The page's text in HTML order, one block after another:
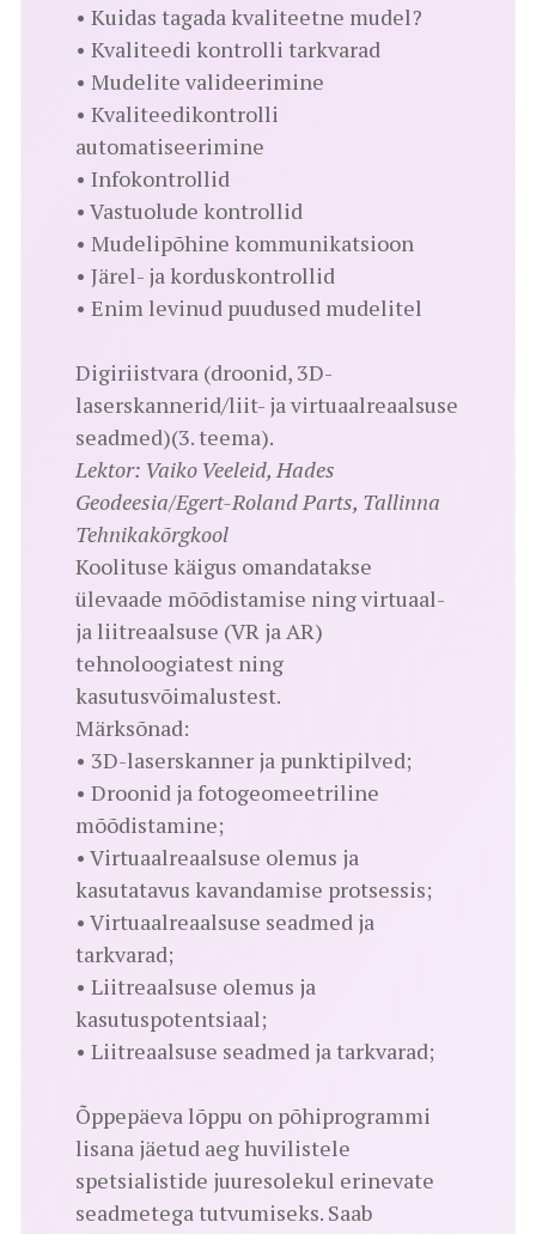
• Kuidas tagada kvaliteetne mudel?
• Kvaliteedi kontrolli tarkvarad
• Mudelite valideerimine
• Kvaliteedikontrolli
automatiseerimine
• Infokontrollid
• Vastuolude kontrollid
• Mudelipõhine kommunikatsioon
• Järel- ja korduskontrollid
• Enim levinud puudused mudelitel
Digiriistvara (droonid, 3D-
laserskannerid/liit- ja virtuaalreaalsuse
seadmed)(3. teema).
Lektor: Vaiko Veeleid, Hades
Geodeesia/Egert-Roland Parts, Tallinna
Tehnikakõrgkool
Koolituse käigus omandatakse
ülevaade mõõdistamise ning virtuaal-
ja liitreaalsuse (VR ja AR)
tehnoloogiatest ning
kasutusvõimalustest.
Märksõnad:
• 3D-laserskanner ja punktipilved;
• Droonid ja fotogeomeetriline
mõõdistamine;
• Virtuaalreaalsuse olemus ja
kasutatavus kavandamise protsessis;
• Virtuaalreaalsuse seadmed ja
tarkvarad;
• Liitreaalsuse olemus ja
kasutuspotentsiaal;
• Liitreaalsuse seadmed ja tarkvarad;
Õppepäeva lõppu on põhiprogrammi
lisana jäetud aeg huvilistele
spetsialistide juuresolekul erinevate
seadmetega tutvumiseks. Saab